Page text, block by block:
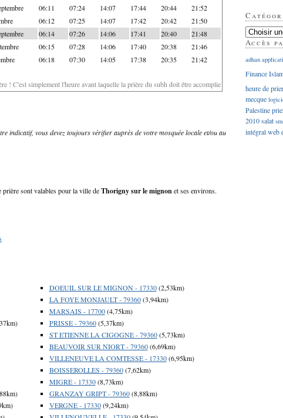
06:11 07:24 14:07 17:44 20:44 21:52
06:12 07:25 14:07 17:42 20:42 21:50
06:14 07:26 14:06 17:41 20:40 21:48
06:15 07:28 14:06 17:40 20:38 21:46
06:18 07:30 14:05 17:38 20:35 21:42
! C'est simplement l'heure avant laquelle la prière du subh doit être accomplie
indicatif, vous devez toujours vérifier auprès de votre mosquée locale et/ou au
sont valables pour la ville deThorigny sur le mignonet ses environs.
DOEUIL SUR LE MIGNON - 17330(2,53km)
LA FOYE MONJAULT - 79360(3,94km)
MARSAIS - 17700(4,75km)
PRISSE - 79360(5,37km)
ST ETIENNE LA CIGOGNE - 79360(5,73km)
BEAUVOIR SUR NIORT - 79360(6,69km)
VILLENEUVE LA COMTESSE - 17330(6,95km)
BOISSEROLLES - 79360(7,62km)
MIGRE - 17330(8,73km)
GRANZAY GRIPT - 79360(8,88km)
VERGNE - 17330(9,24km)
Accès
adhan
Finance
heure de
mecque
Palestine
2010salat
intégralweb